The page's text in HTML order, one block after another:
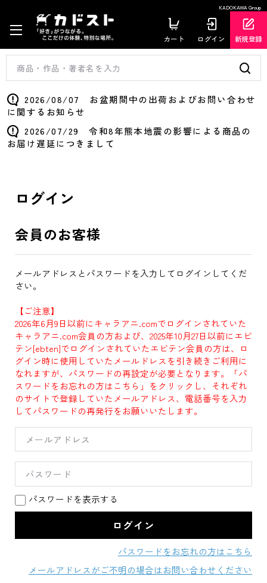
KADOKAWA Group
カート ログイン 新規登録
2026/08/07 お盆期間中の出荷およびお問い合わせ
に関するお知らせ
2026/07/29 令和8年熊本地震の影響による商品の
お届け遅延につきまして
ログイン
会員のお客様
メールアドレスとパスワードを入力してログインしてくだ
さい。
【ご注意】
2026年6月9日以前にキャラアニ.comでログインされていた
キャラアニ.com会員の方および、2025年10月27日以前にエビ
テン[ebten]でログインされていたエビテン会員の方は、ロ
グイン時に使用していたメールドレスを引き続きご利用に
なれますが、パスワードの再設定が必要となります。「パ
スワードをお忘れの方はこちら」をクリックし、それぞれ
のサイトで登録していたメールアドレス、電話番号を入力
してパスワードの再発行をお願いいたします。
パスワードを表示する
パスワードをお忘れの方はこちら
メールアドレスがご不明の場合はお問い合わせください